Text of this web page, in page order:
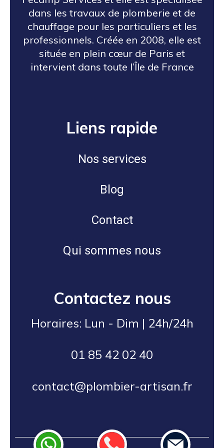
dans les travaux de plomberie et de
chauffage pour les particuliers et les
professionnels. Créée en 2008, elle est
située en plein cœur de Paris et
intervient dans toute l’Île de France
Liens rapide
Nos services
Blog
Contact
Qui sommes nous
Contactez nous
Horaires: Lun - Dim | 24h/24h
01 85 42 02 40
contact@plombier-artisan.fr